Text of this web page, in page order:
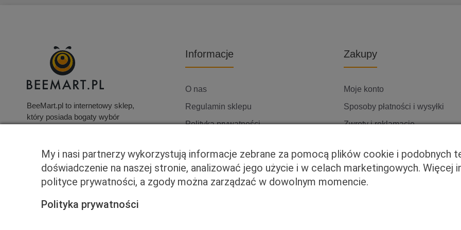
BeeMart.pl to internetowy sklep,
który posiada bogaty wybór
innych artykułów.
Informacje
O nas
Regulamin sklepu
Polityka prywatności
Zakupy
Moje konto
Sposoby płatności i wysyłki
Zwroty i reklamacje
My i nasi partnerzy wykorzystują informacje zebrane za pomocą plików cookie i podobnych
doświadczenie na naszej stronie, analizować jego użycie i w celach marketingowych. Więcej
polityce prywatności, a zgody można zarządzać w dowolnym momencie.
Polityka prywatności